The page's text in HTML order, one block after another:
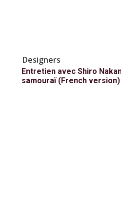
Designers
Entretien avec Shiro
samouraï (French version)